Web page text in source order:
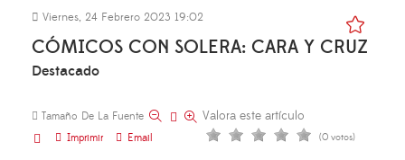
Viernes, 24 Febrero 2023 19:02
CÓMICOS CON SOLERA: CARA Y CRUZ
Destacado
Tamaño De La Fuente
Imprimir
Email
Valora este artículo
(0 votos)